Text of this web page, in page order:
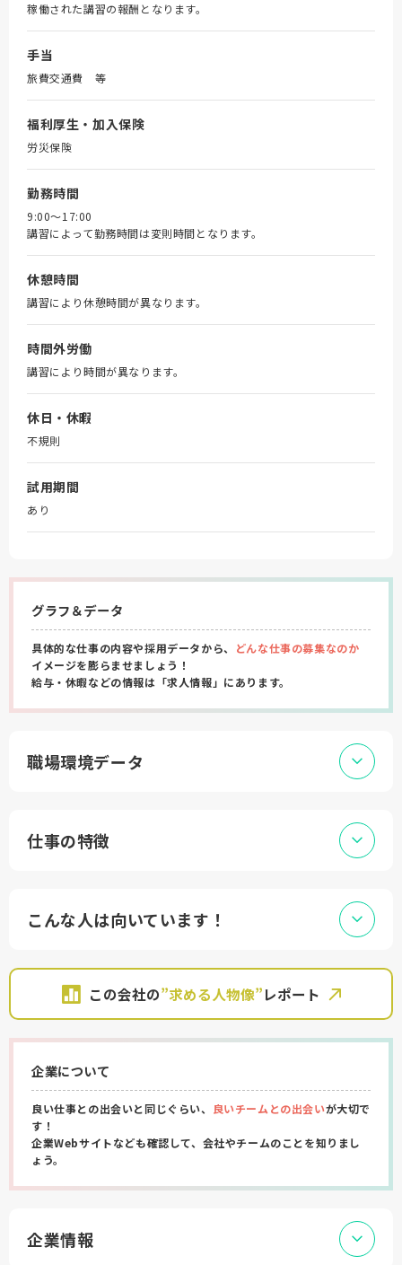
稼働された講習の報酬となります。
手当
旅費交通費 等
福利厚生・加入保険
労災保険
勤務時間
9:00～17:00
講習によって勤務時間は変則時間となります。
休憩時間
講習により休憩時間が異なります。
時間外労働
講習により時間が異なります。
休日・休暇
不規則
試用期間
あり
グラフ＆データ
具体的な仕事の内容や採用データから、
どんな仕事の募集なのか
イメージを膨らませましょう！
給与・休暇などの情報は「求人情報」にあります。
職場環境データ
仕事の特徴
こんな人は向いています！
この会社の”求める人物像”レポート
企業について
良い仕事との出会いと同じぐらい、 良いチームとの出会いが大切で
す！
企業Webサイトなども確認して、会社やチームのことを知りまし
ょう。
企業情報